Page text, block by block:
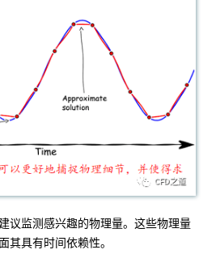
议监测感兴趣的物理量。这些物理量
其具有时间依赖性。